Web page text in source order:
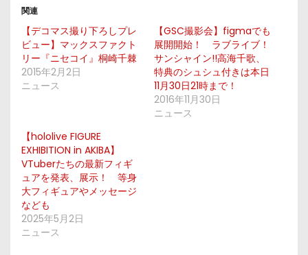
関連
【デコマス撮り下ろしプレ
ビュー】マックスファクト
リー『ニセコイ』桐崎千棘
2015年2月2日
ニュース
【GSC撮影会】figmaでも
展開開始！ ラブライブ！
サンシャイン!!高海千歌、
特典のシュシュ付きは本日
11月30日21時まで！
2016年11月30日
ニュース
【hololive FIGURE
EXHIBITION in AKIBA】
VTuberたちの最新フィギ
ュアを発表、展示！ 等身
大フィギュアやメッセージ
なども
2025年5月2日
ニュース